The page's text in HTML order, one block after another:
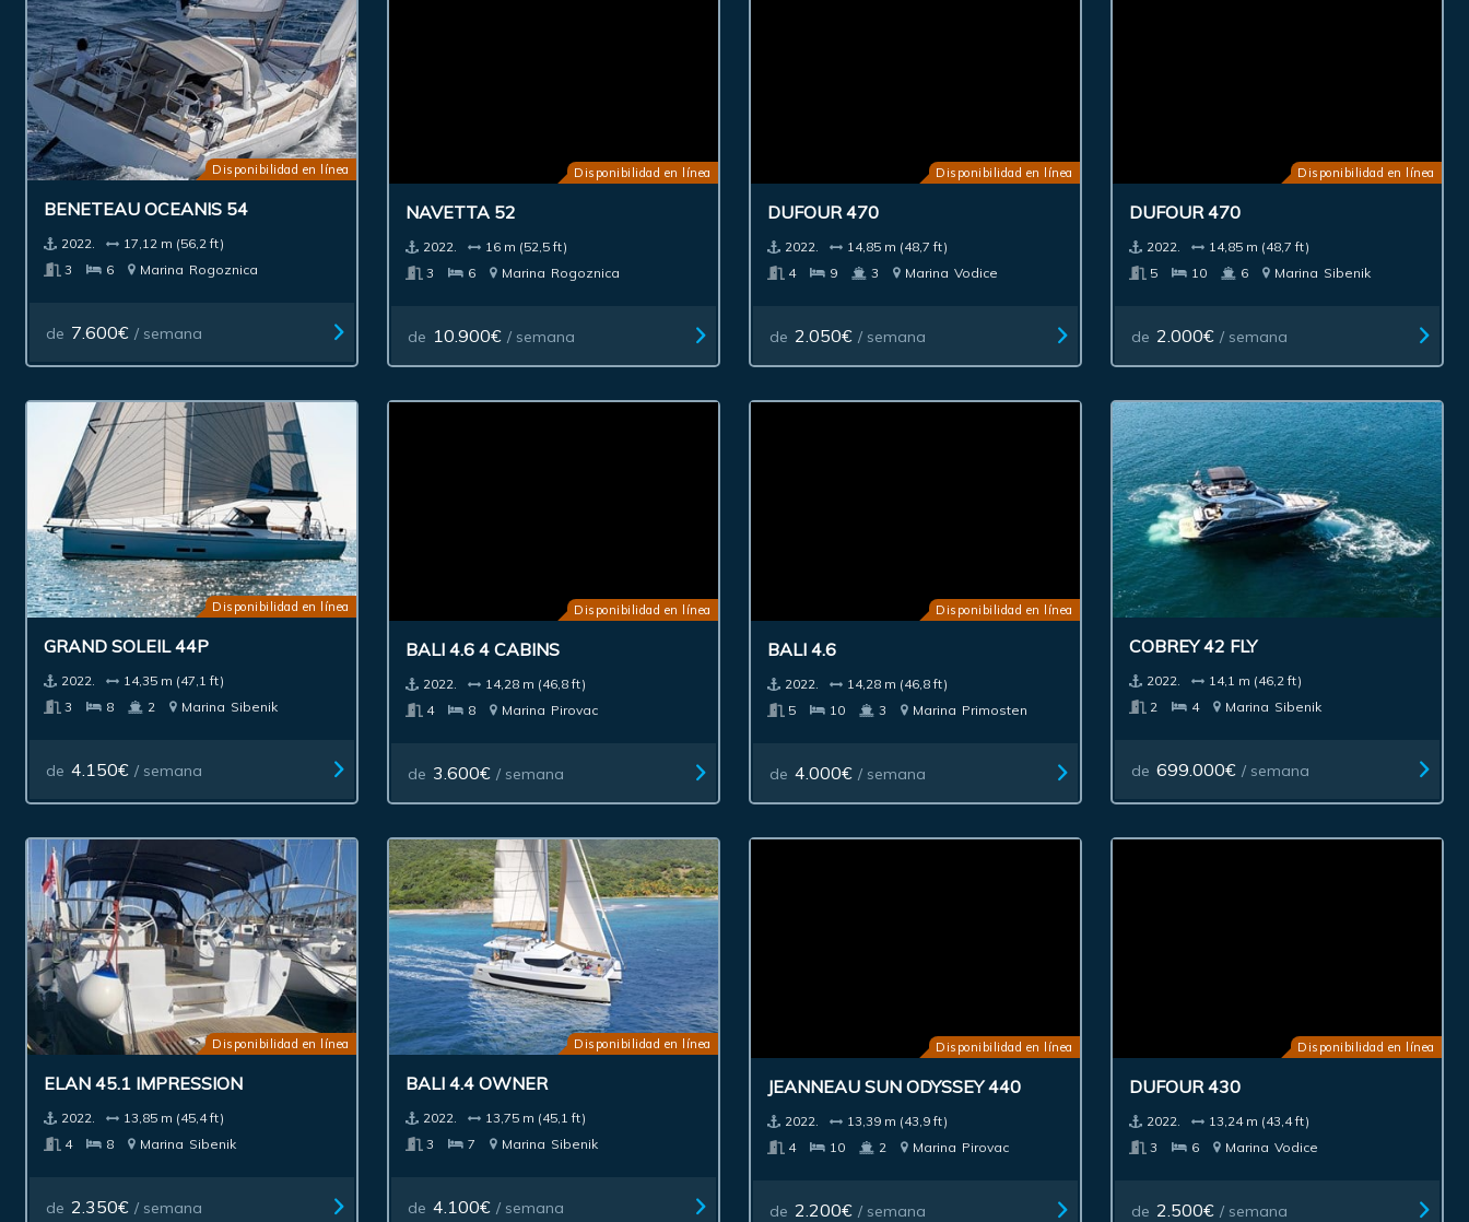
Disponibilidad en línea
BENETEAU OCEANIS 54
2022.
17,12 m (56,2 ft)
3
6 Marina Rogoznica
de 7.600€ / semana
Disponibilidad en línea
NAVETTA 52
2022.
16 m (52,5 ft)
3
6 Marina Rogoznica
de 10.900€ / semana
Disponibilidad en línea
DUFOUR 470
2022.
14,85 m (48,7 ft)
4
9 3 Marina Vodice
de 2.050€ / semana
Disponibilidad en línea
DUFOUR 470
2022.
14,85 m (48,7 ft)
5
10 6 Marina Sibenik
de 2.000€ / semana
Disponibilidad en línea
GRAND SOLEIL 44P
2022.
14,35 m (47,1 ft)
3
8 2 Marina Sibenik
de 4.150€ / semana
Disponibilidad en línea
BALI 4.6 4 CABINS
2022.
14,28 m (46,8 ft)
4
8 Marina Pirovac
de 3.600€ / semana
Disponibilidad en línea
BALI 4.6
2022.
14,28 m (46,8 ft)
5
10 3 Marina Primosten
de 4.000€ / semana
COBREY 42 FLY
2022.
14,1 m (46,2 ft)
2
4 Marina Sibenik
de 699.000€ / semana
Disponibilidad en línea
ELAN 45.1 IMPRESSION
2022.
13,85 m (45,4 ft)
4
8 Marina Sibenik
de 2.350€ / semana
Disponibilidad en línea
BALI 4.4 OWNER
2022.
13,75 m (45,1 ft)
3
7 Marina Sibenik
de 4.100€ / semana
Disponibilidad en línea
JEANNEAU SUN ODYSSEY 440
2022.
13,39 m (43,9 ft)
4
10 2 Marina Pirovac
de 2.200€ / semana
Disponibilidad en línea
DUFOUR 430
2022.
13,24 m (43,4 ft)
3
6 Marina Vodice
de 2.500€ / semana